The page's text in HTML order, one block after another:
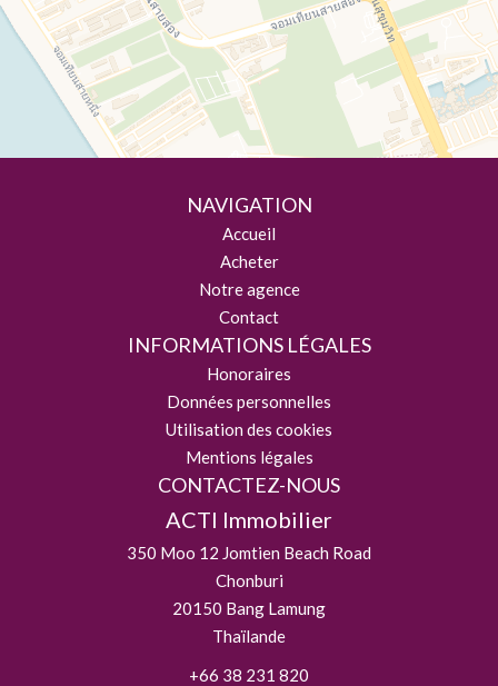
NAVIGATION
Accueil
Acheter
Notre agence
Contact
INFORMATIONS LÉGALES
Honoraires
Données personnelles
Utilisation des cookies
Mentions légales
CONTACTEZ-NOUS
ACTI Immobilier
350 Moo 12 Jomtien Beach Road
Chonburi
20150 Bang Lamung
Thaïlande
+66 38 231 820